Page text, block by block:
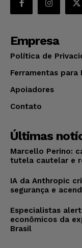
Empresa
Política de
Ferramentas para
Apoiadores
Contato
Últimas
Marcello Perino:
tutela cautelar e
IA da Anthropic
segurança e
Especialistas
econômicos da
Brasil